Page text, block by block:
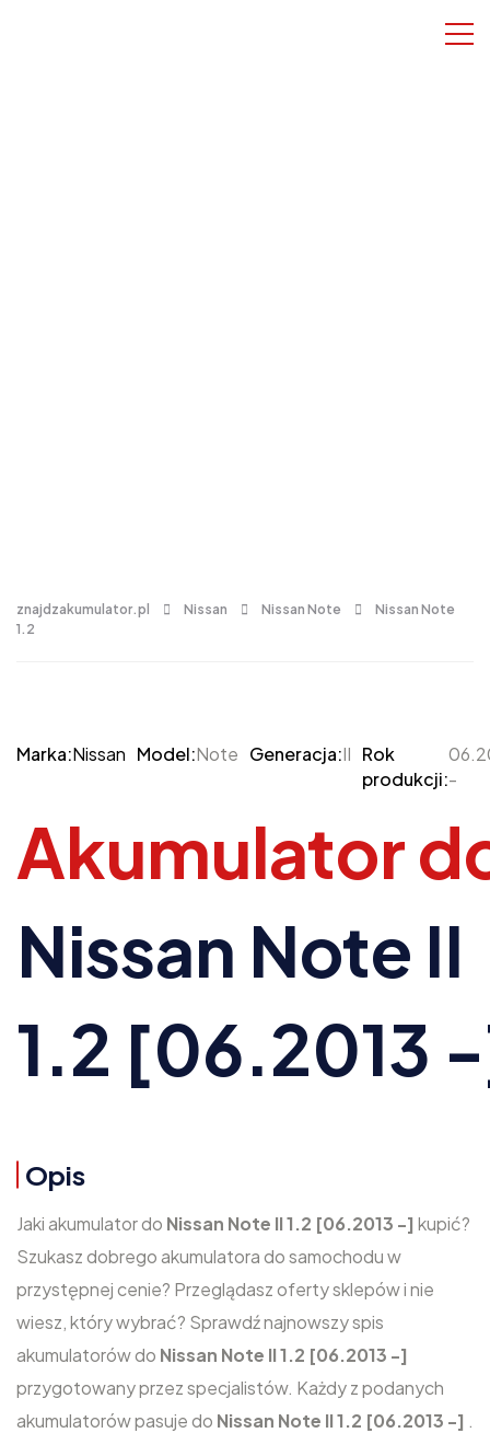
znajdzakumulator.pl Nissan Nissan Note
Nissan Note
1.2
Marka:Nissan Model:Note Generacja:II Rok
produkcji:-
Akumulator
Nissan Note II
1.2 [06.2013
Opis
Jaki akumulator do Nissan Note II 1.2 [06.2013 -] kupić?
Szukasz dobrego akumulatora do samochodu w
przystępnej cenie? Przeglądasz oferty sklepów i nie
wiesz, który wybrać? Sprawdź najnowszy spis
akumulatorów do Nissan Note II 1.2 [06.2013 -]
przygotowany przez specjalistów. Każdy z podanych
akumulatorów pasuje do Nissan Note II 1.2 [06.2013 -] .